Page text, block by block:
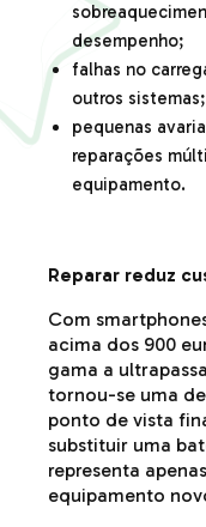
desempenho;
falhas no
outros sistemas;
pequenas
reparações
equipamento.
Reparar reduz
Com
acima dos 900
gama a
tornou-se uma
ponto de vista
substituir uma
representa
equipamento